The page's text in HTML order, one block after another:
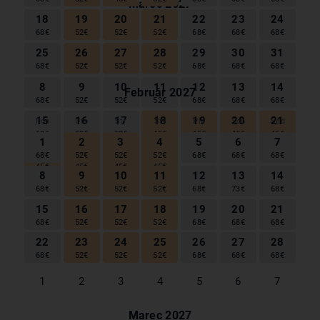
Marec2027
Pon Uto Str Štv Pia Sob Ned
1
68 €
2
52€
3
52€
4
52€
5
68€
6
68 €
7
68 €
8
68 €
9
52€
10
52€
11
52€
12
68€
13
68 €
14
68 €
15
68 €
16
52 €
17
52 €
18
45€
19
45€
20
45 €
21
45 €
22
45€
23
45€
24
45€
25
45€
26 27 28
29 30 31 1 2 3 4
18
68 €
19
52€
20
52€
21
52€
22
68 €
23
68 €
24
68 €
25
68 €
26
52€
27
52€
28
52€
29
68 €
30
68 €
31
68 €
Február 2027
Pon Uto Str Štv Pia Sob Ned
1
68 €
2
52€
3
52€
4
52€
5
68€
6
68 €
7
68 €
8
68 €
9
52€
10
52€
11
52€
12
68€
13
73 €
14
68 €
15
68 €
16
52€
17
52€
18
52€
19
68€
20
68 €
21
68 €
22
68 €
23
52€
24
52€
25
52€
26
68 €
27
68 €
28
68 €
1 2 3 4 5 6 7
Marec 2027